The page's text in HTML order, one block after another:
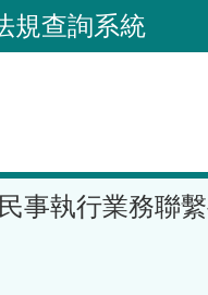
規查詢系統
事執行業務聯